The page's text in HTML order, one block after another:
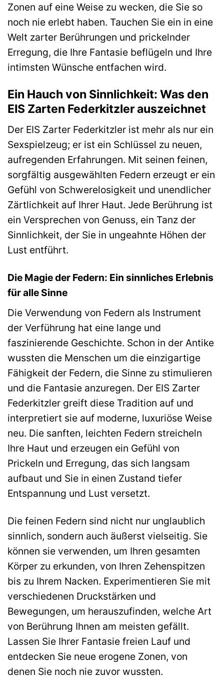
Zonen auf eine Weise zu wecken, die Sie so
noch nie erlebt haben. Tauchen Sie ein in eine
Welt zarter Berührungen und prickelnder
Erregung, die Ihre Fantasie beflügeln und Ihre
intimsten Wünsche entfachen wird.
Ein Hauch von Sinnlichkeit: Was den
EIS Zarten Federkitzler auszeichnet
Der EIS Zarter Federkitzler ist mehr als nur ein
Sexspielzeug; er ist ein Schlüssel zu neuen,
aufregenden Erfahrungen. Mit seinen feinen,
sorgfältig ausgewählten Federn erzeugt er ein
Gefühl von Schwerelosigkeit und unendlicher
Zärtlichkeit auf Ihrer Haut. Jede Berührung ist
ein Versprechen von Genuss, ein Tanz der
Sinnlichkeit, der Sie in ungeahnte Höhen der
Lust entführt.
Die Magie der Federn: Ein sinnliches Erlebnis
für alle Sinne
Die Verwendung von Federn als Instrument
der Verführung hat eine lange und
faszinierende Geschichte. Schon in der Antike
wussten die Menschen um die einzigartige
Fähigkeit der Federn, die Sinne zu stimulieren
und die Fantasie anzuregen. Der EIS Zarter
Federkitzler greift diese Tradition auf und
interpretiert sie auf moderne, luxuriöse Weise
neu. Die sanften, leichten Federn streicheln
Ihre Haut und erzeugen ein Gefühl von
Prickeln und Erregung, das sich langsam
aufbaut und Sie in einen Zustand tiefer
Entspannung und Lust versetzt.
Die feinen Federn sind nicht nur unglaublich
sinnlich, sondern auch äußerst vielseitig. Sie
können sie verwenden, um Ihren gesamten
Körper zu erkunden, von Ihren Zehenspitzen
bis zu Ihrem Nacken. Experimentieren Sie mit
verschiedenen Druckstärken und
Bewegungen, um herauszufinden, welche Art
von Berührung Ihnen am meisten gefällt.
Lassen Sie Ihrer Fantasie freien Lauf und
entdecken Sie neue erogene Zonen, von
denen Sie noch nie zuvor wussten.